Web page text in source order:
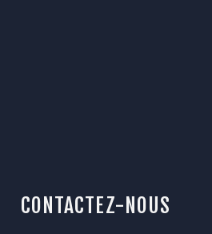
CONTACTEZ-NOUS